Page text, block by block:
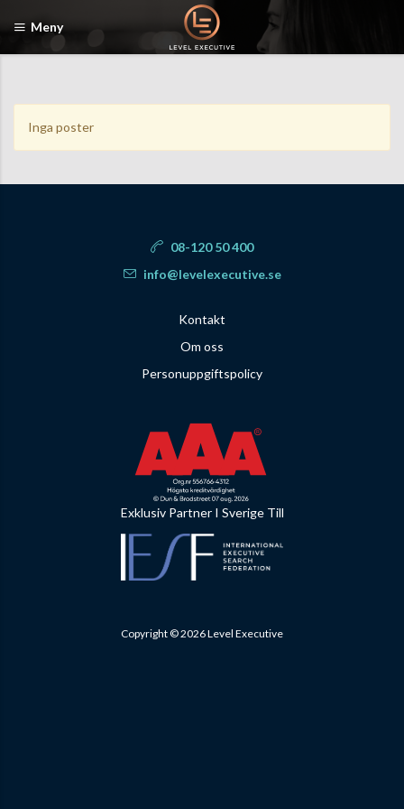
Meny
Inga poster
08-120 50 400
info@levelexecutive.se
Kontakt
Om oss
Personuppgiftspolicy
Exklusiv Partner I Sverige Till
Copyright © 2026 Level Executive